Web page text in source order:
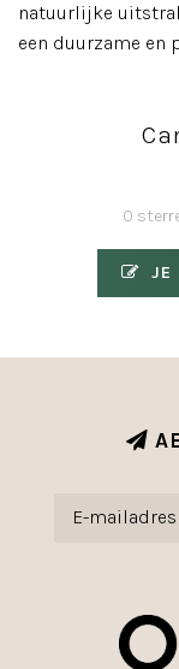
natuurlijke
een duurzame en
0
JE